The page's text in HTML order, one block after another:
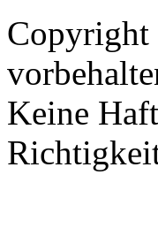
Keine